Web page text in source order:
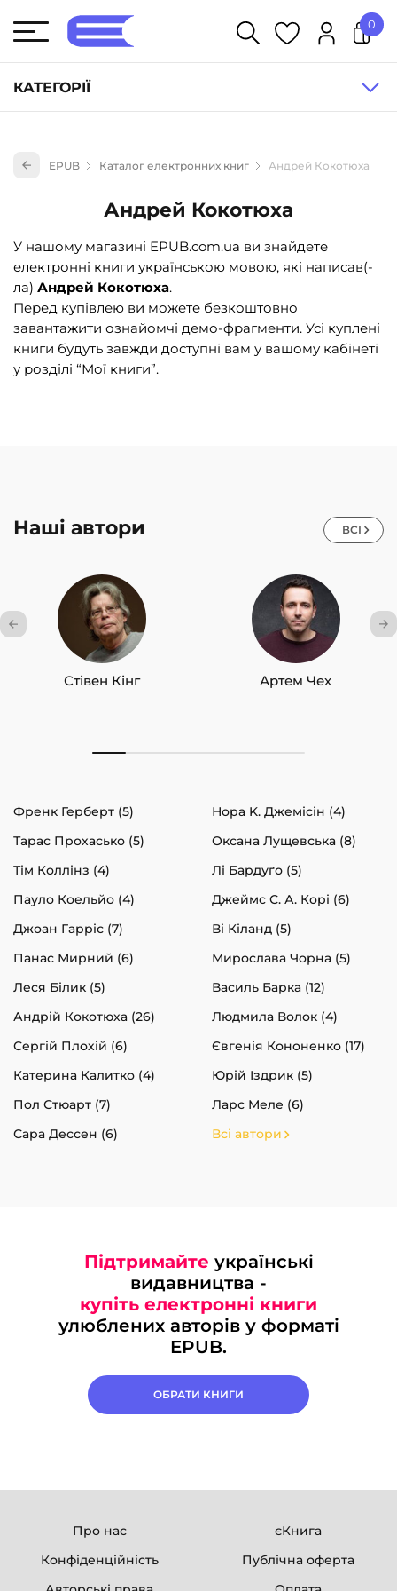
КАТЕГОРІЇ
Книги для дітей (833)
Книги для підлітків (240)
Навчальна література та посібники (527)
Енциклопедії, довідники, словники (55)
Подарункові сертифікати (1)
0
EPUB Каталог електронних книг Андрей Кокотюха
Андрей Кокотюха
У нашому магазині EPUB.com.ua ви знайдете
електронні книги українською мовою, які написав(-
ла) Андрей Кокотюха.
Перед купівлею ви можете безкоштовно
завантажити ознайомчі демо-фрагменти. Усі куплені
книги будуть завжди доступні вам у вашому кабінеті
у розділі “Мої книги”.
Наші автори ВСІ
Стівен Кінг Артем Чех
Френк Герберт (5)
Нора K. Джемісін (4)
Тарас Прохасько (5)
Оксана Лущевська (8)
Тім Коллінз (4)
Лі Бардуґо (5)
Пауло Коельйо (4)
Джеймс С. А. Корі (6)
Джоан Гарріс (7)
Ві Кіланд (5)
Панас Мирний (6)
Мирослава Чорна (5)
Леся Білик (5)
Василь Барка (12)
Андрій Кокотюха (26)
Людмила Волок (4)
Сергій Плохій (6)
Євгенія Кононенко (17)
Катерина Калитко (4)
Юрій Іздрик (5)
Пол Стюарт (7)
Ларс Меле (6)
Сара Дессен (6)
Всі автори
Підтримайте українські
видавництва -
купіть електронні книги
улюблених авторів у форматі
EPUB.
ОБРАТИ КНИГИ
Про нас
єКнига
Конфіденційність
Публічна оферта